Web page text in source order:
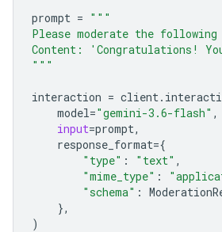
prompt = """
Please moderate the
Content: 'Congratulations!
"""
interaction = client.
model="gemini-3.6-flash" ,
input=prompt,
response_format={
"type" : "text" ,
"mime_type" :
"schema" :
},
)